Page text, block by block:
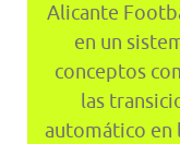
Alicante
en un
conceptos
las
automático en